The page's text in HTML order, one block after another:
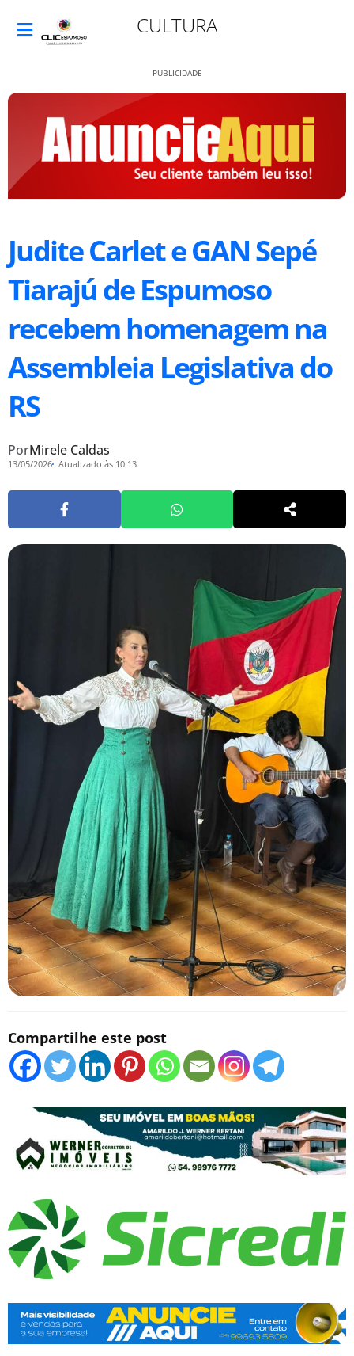
CULTURA
PUBLICIDADE
Judite Carlet e GAN Sepé
Tiarajú de Espumoso
recebem homenagem na
Assembleia Legislativa do
RS
PorMirele Caldas
13/05/2026 Atualizado às 10:13
Compartilhe este post